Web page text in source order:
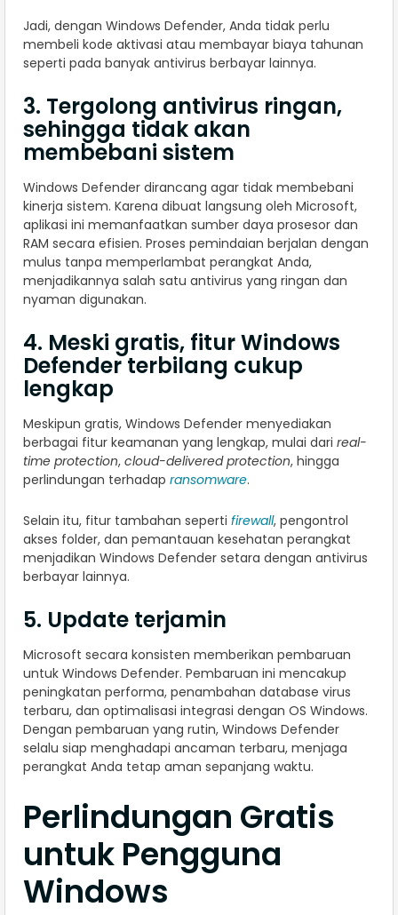
Jadi, dengan Windows Defender, Anda tidak perlu
membeli kode aktivasi atau membayar biaya tahunan
seperti pada banyak antivirus berbayar lainnya.
3. Tergolong antivirus ringan,
sehingga tidak akan
membebani sistem
Windows Defender dirancang agar tidak membebani
kinerja sistem. Karena dibuat langsung oleh Microsoft,
aplikasi ini memanfaatkan sumber daya prosesor dan
RAM secara efisien. Proses pemindaian berjalan dengan
mulus tanpa memperlambat perangkat Anda,
menjadikannya salah satu antivirus yang ringan dan
nyaman digunakan.
4. Meski gratis, fitur Windows
Defender terbilang cukup
lengkap
Meskipun gratis, Windows Defender menyediakan
berbagai fitur keamanan yang lengkap, mulai dari real-
time protection, cloud-delivered protection, hingga
perlindungan terhadap ransomware.
Selain itu, fitur tambahan seperti firewall, pengontrol
akses folder, dan pemantauan kesehatan perangkat
menjadikan Windows Defender setara dengan antivirus
berbayar lainnya.
5. Update terjamin
Microsoft secara konsisten memberikan pembaruan
untuk Windows Defender. Pembaruan ini mencakup
peningkatan performa, penambahan database virus
terbaru, dan optimalisasi integrasi dengan OS Windows.
Dengan pembaruan yang rutin, Windows Defender
selalu siap menghadapi ancaman terbaru, menjaga
perangkat Anda tetap aman sepanjang waktu.
Perlindungan Gratis
untuk Pengguna
Windows